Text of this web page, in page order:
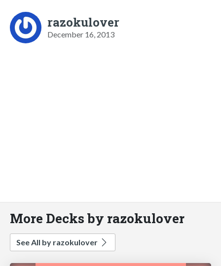
razokulover
December 16, 2013
More Decks by razokulover
See All by razokulover